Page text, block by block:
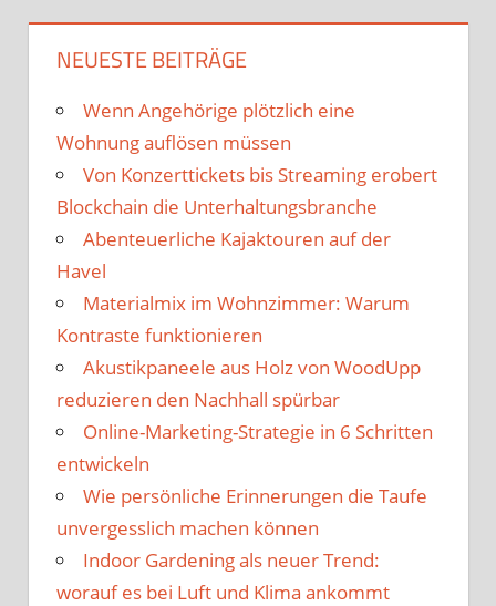
NEUESTE BEITRÄGE
Wenn Angehörige plötzlich eine
Wohnung auflösen müssen
Von Konzerttickets bis Streaming erobert
Blockchain die Unterhaltungsbranche
Abenteuerliche Kajaktouren auf der
Havel
Materialmix im Wohnzimmer: Warum
Kontraste funktionieren
Akustikpaneele aus Holz von WoodUpp
reduzieren den Nachhall spürbar
Online-Marketing-Strategie in 6 Schritten
entwickeln
Wie persönliche Erinnerungen die Taufe
unvergesslich machen können
Indoor Gardening als neuer Trend:
worauf es bei Luft und Klima ankommt